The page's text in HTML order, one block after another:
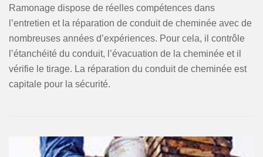
Ramonage dispose de réelles compétences dans
l’entretien et la réparation de conduit de cheminée avec de
nombreuses années d’expériences. Pour cela, il contrôle
l’étanchéité du conduit, l’évacuation de la cheminée et il
vérifie le tirage. La réparation du conduit de cheminée est
capitale pour la sécurité.